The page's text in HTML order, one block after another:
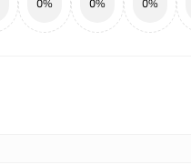
0% 0% 0%